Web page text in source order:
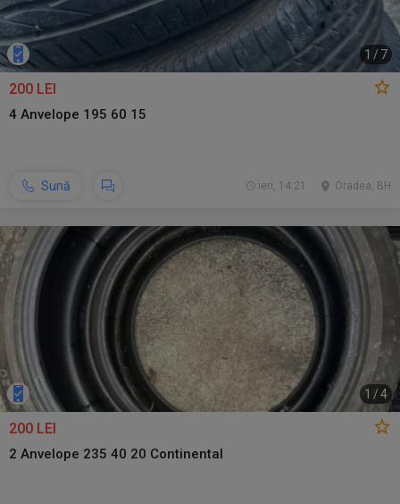
1 / 7
200 LEI
4 Anvelope 195 60 15
Sună Oradea, BH
ieri, 14:21
1 /4
200 LEI
2 Anvelope 235 40 20 Continental